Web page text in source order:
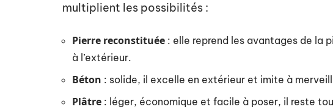
multiplient les possibilités :
Pierre reconstituée : elle reprend les avantages de la
à l’extérieur.
Béton : solide, il excelle en extérieur et imite à
Plâtre : léger, économique et facile à poser, il reste